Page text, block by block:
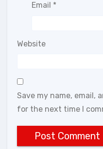
Email *
Website
Save my name, email,
for the next time I